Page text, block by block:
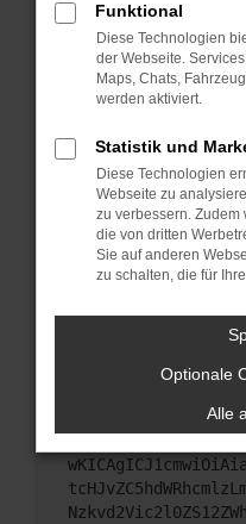
Das kann
Probleme zu
Stelle sicher, dass
Betriebssystem auf
Sicherheitsrisiko,
dass bestimmte
unterstützt werden.
Wende dich an
Wenn du alle oben
hast, kontaktiere
das Problem zu
Text schicken, um
unterstützen:
Funktional
Diese Technologien
der Webseite.
Maps, Chats,
werden aktiviert.
Statistik und
Diese Technologien
Webseite zu
zu verbessern.
die von dritten
Sie auf anderen
zu schalten, die für
Optionale
Alle